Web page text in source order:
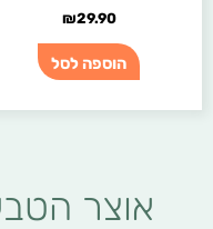
₪29.90
הוספה לסל
אוצר